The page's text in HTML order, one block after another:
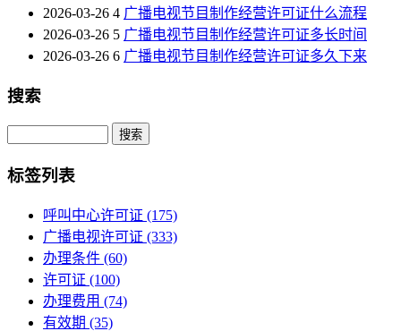
2026-03-26 4 广播电视节目制作经营许可证什么流程
2026-03-26 5 广播电视节目制作经营许可证多长时间
2026-03-26 6 广播电视节目制作经营许可证多久下来
搜索
Search
标签列表
呼叫中心许可证 (175)
广播电视许可证 (333)
办理条件 (60)
许可证 (100)
办理费用 (74)
有效期 (35)